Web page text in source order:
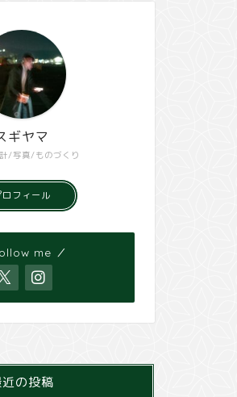
/写真/ものづくり
ギヤマ
ロフィール
me ／
近の投稿